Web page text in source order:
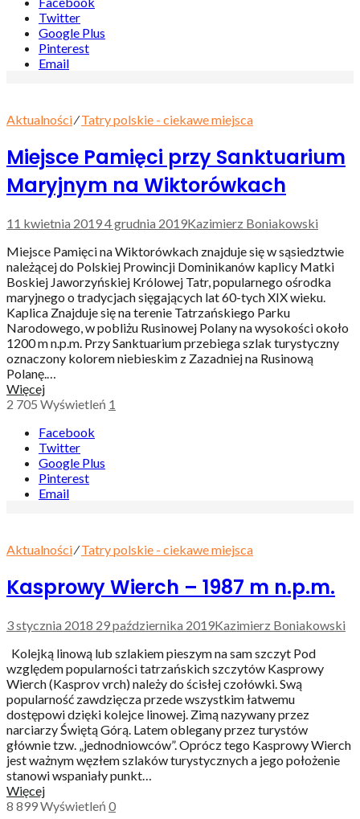
Twitter
Google Plus
Pinterest
Email
Aktualności⁄Tatry polskie - ciekawe miejsca
Miejsce Pamięci przy Sanktuarium
Maryjnym na Wiktorówkach
11 kwietnia 20194 grudnia 2019Kazimierz Boniakowski
Miejsce Pamięci na Wiktorówkach znajduje się w sąsiedztwie
należącej do Polskiej Prowincji Dominikanów kaplicy Matki
Boskiej Jaworzyńskiej Królowej Tatr, popularnego ośrodka
maryjnego o tradycjach sięgających lat 60-tych XIX wieku.
Kaplica Znajduje się na terenie Tatrzańskiego Parku
Narodowego, w pobliżu Rusinowej Polany na wysokości około
1200 m n.p.m. Przy Sanktuarium przebiega szlak turystyczny
oznaczony kolorem niebieskim z Zazadniej na Rusinową
Polanę.…
Więcej
2 705 Wyświetleń 1
Facebook
Twitter
Google Plus
Pinterest
Email
Aktualności⁄Tatry polskie - ciekawe miejsca
Kasprowy Wierch – 1987 m n.p.m.
3 stycznia 2018 29 października 2019Kazimierz Boniakowski
Kolejką linową lub szlakiem pieszym na sam szczyt Pod
względem popularności tatrzańskich szczytów Kasprowy
Wierch (Kasprov vrch) należy do ścisłej czołówki. Swą
popularność zawdzięcza przede wszystkim łatwemu
dostępowi dzięki kolejce linowej. Zimą nazywany przez
narciarzy Świętą Górą. Latem oblegany przez turystów
głównie tzw. „jednodniowców”. Oprócz tego Kasprowy Wierch
jest ważnym węzłem szlaków turystycznych a jego położenie
stanowi wspaniały punkt…
Więcej
8 899Wyświetleń 0